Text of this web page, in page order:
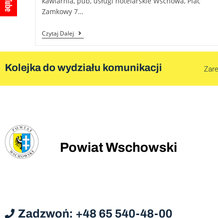
Zamkowy 7…
Czytaj Dalej
Kolejka do wydziału komunikacji
Powiat Wschowski
Zadzwoń: +48 65 540-48-00